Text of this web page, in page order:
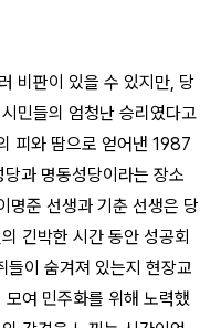
비판이 있을 수 있지만, 당
민들의 엄청난 승리였다고
피와 땀으로 얻어낸 1987
과 명동성당이라는 장소
명준 선생과 기춘 선생은 당
긴박한 시간 동안 성공회
들이 숨겨져 있는지 현장교
모여 민주화를 위해 노력했